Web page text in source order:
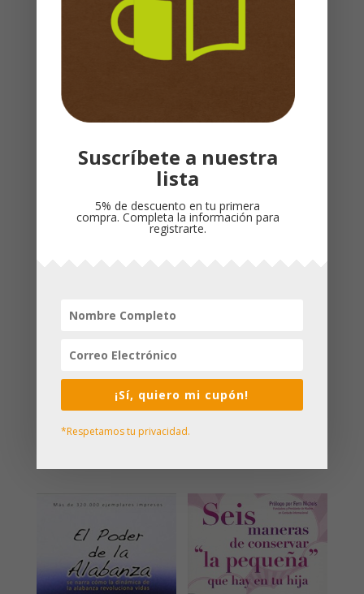
: 0,068kg
Cubierta: Rústica
: Español
Productos relacionados
LOS SEPARADOS /
GARY CHAPMAN
CONSERVAR AL NIÑO
BUENO QUE HAY EN
TU HIJO / DANNAH
Suscríbete a nuestra
lista
5% de descuento en tu primera
compra. Completa la información para
registrarte.
¡Sí, quiero mi cupón!
*Respetamos tu privacidad.